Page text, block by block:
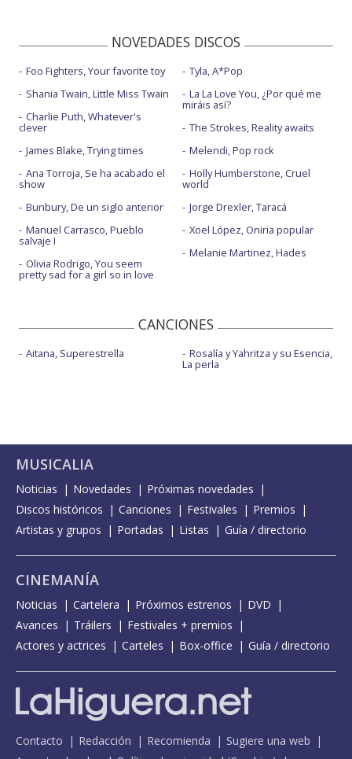
NOVEDADES DISCOS
Foo Fighters, Your favorite toy
Shania Twain, Little Miss Twain
Charlie Puth, Whatever's
clever
James Blake, Trying times
Ana Torroja, Se ha acabado el
show
Bunbury, De un siglo anterior
Manuel Carrasco, Pueblo
salvaje I
Olivia Rodrigo, You seem
pretty sad for a girl so in love
Tyla, A*Pop
La La Love You, ¿Por qué me
miráis así?
The Strokes, Reality awaits
Melendi, Pop rock
Holly Humberstone, Cruel
world
Jorge Drexler, Taracá
Xoel López, Oniria popular
Melanie Martinez, Hades
CANCIONES
Aitana, Superestrella Rosalía y Yahritza y su Esencia,
La perla
MUSICALIA
Noticias Novedades
Próximas novedades
Discos históricos
Canciones Festivales
Premios
Artistas y grupos
Portadas Listas Guía / directorio
CINEMANÍA
Noticias Cartelera Próximos estrenos
DVD
Avances
Tráilers
Festivales + premios
Actores y actrices
Carteles Box-office Guía / directorio
Contacto Redacción Recomienda
Sugiere una web